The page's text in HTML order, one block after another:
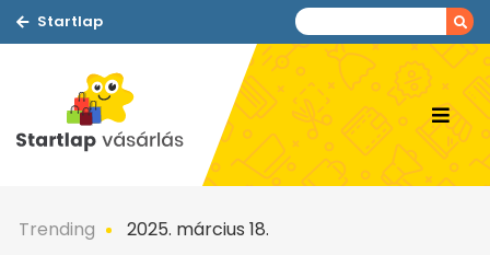
Startlap
Trending 2025. március 18.